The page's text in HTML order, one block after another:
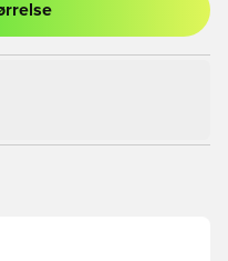
tilmelde dig som medlem